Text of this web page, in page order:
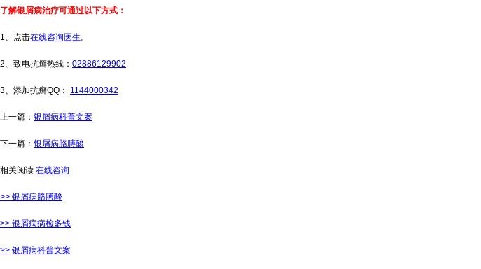
了解银屑病治疗可通过以下方式：
1、点击在线咨询医生。
2、致电抗癣热线： 02886129902
3、添加抗癣QQ： 1144000342
上一篇： 银屑病科普文案
下一篇： 银屑病胳膊酸
相关阅读 在线咨询
>> 银屑病胳膊酸
>> 银屑病病检多钱
>> 银屑病科普文案